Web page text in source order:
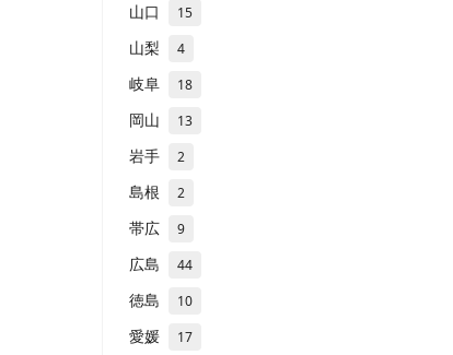
山口 15
山梨 4
岐阜 18
岡山 13
岩手 2
島根 2
帯広 9
広島 44
徳島 10
愛媛 17